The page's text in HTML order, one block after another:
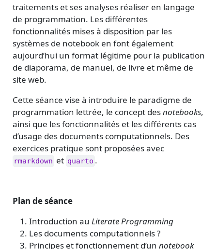
traitements et ses analyses réaliser en langage
de programmation. Les différentes
fonctionnalités mises à disposition par les
systèmes de notebook en font également
aujourd’hui un format légitime pour la publication
de diaporama, de manuel, de livre et même de
site web.
Cette séance vise à introduire le paradigme de
programmation lettrée, le concept desnotebooks,
ainsi que les fonctionnalités et les différents cas
d’usage des documents computationnels. Des
exercices pratique sont proposées avec
rmarkdown et quarto .
Plan de séance
Introduction au Literate Programming
Les documents computationnels ?
Principes et fonctionnement d’un notebook